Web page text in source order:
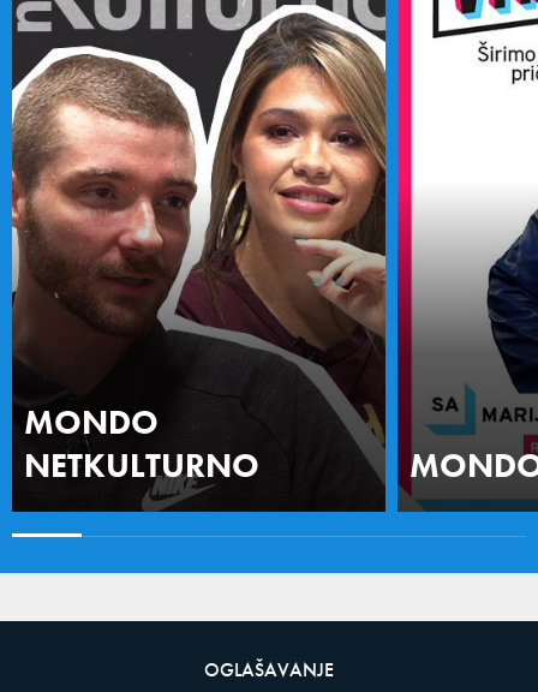
MONDO
NETKULTURNO
OGLAŠAVANJE